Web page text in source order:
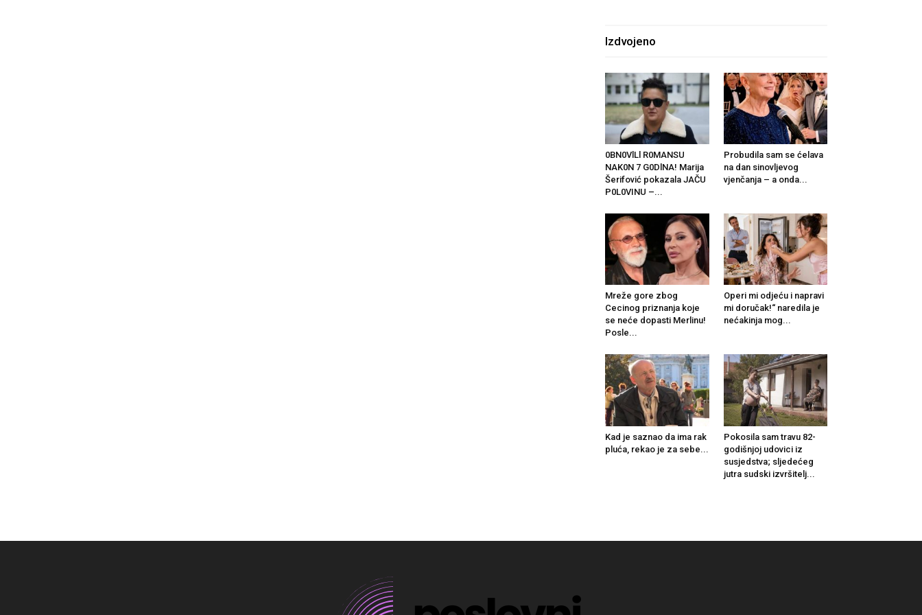
Izdvojeno
0BN0VlLl R0MANSU
NAK0N 7 G0DlNA! Marija
Šerifović pokazala JAČU
P0L0VINU –...
Probudila sam se ćelava
na dan sinovljevog
vjenčanja – a onda...
Mreže gore zbog
Cecinog priznanja koje
se neće dopasti Merlinu!
Posle...
Operi mi odjeću i napravi
mi doručak!“ naredila je
nećakinja mog...
Kad je saznao da ima rak
pluća, rekao je za sebe...
Pokosila sam travu 82-
godišnjoj udovici iz
susjedstva; sljedećeg
jutra sudski izvršitelj...